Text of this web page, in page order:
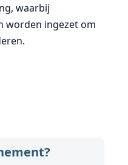
waarbij
worden ingezet om